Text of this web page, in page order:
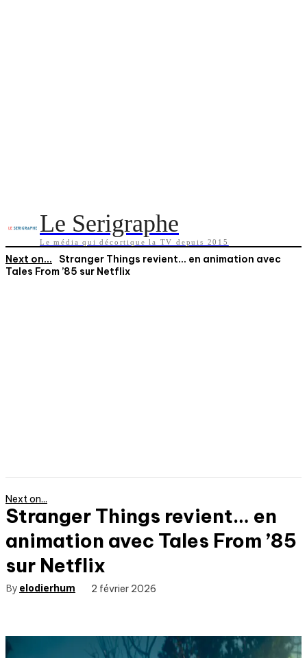
Le Serigraphe
Le média qui décortique la TV depuis 2015
Next on...
Stranger Things revient… en animation avec
Tales From ’85 sur Netflix
Next on...
Stranger Things revient… en
animation avec Tales From ’85
sur Netflix
By elodierhum 2 février 2026